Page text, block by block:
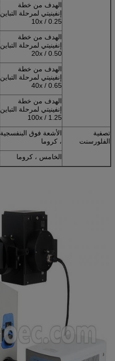
الهدف من خطة
إنفينيتي لمرحلة التباين
10x / 0.25
الهدف من خطة
إنفينيتي لمرحلة التباين
20x / 0.50
الهدف من خطة
إنفينيتي لمرحلة التباين
40x / 0.65
الهدف من خطة
إنفينيتي لمرحلة التباين
100x / 1.25
تصفية
الفلورسنت
الأشعة فوق البنفسجية
، كروما
الخامس ، كروما